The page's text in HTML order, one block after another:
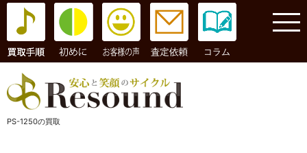
コラム
PS-1250の買取